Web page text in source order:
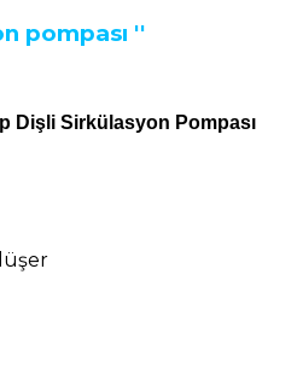
pompası ''
Dişli Sirkülasyon Pompası